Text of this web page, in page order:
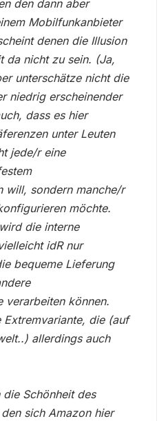
den dann aber
Mobilfunkanbieter
denen die Illusion
da nicht zu sein. (Ja,
unterschätze nicht die
niedrig erscheinender
dass es hier
unter Leuten
jede/r eine
will, sondern manche/r
möchte.
die interne
idR nur
bequeme Lieferung
verarbeiten können.
die (auf
allerdings auch
Schönheit des
sich Amazon hier